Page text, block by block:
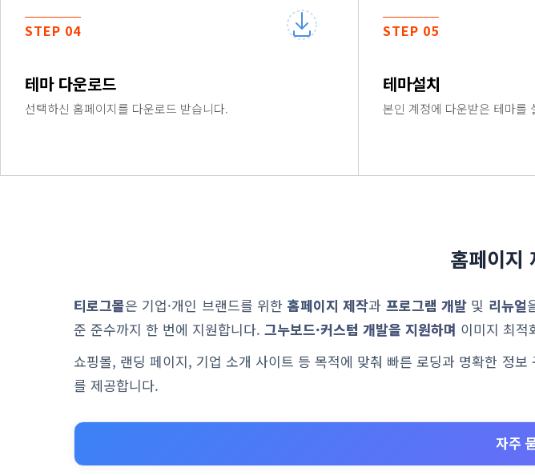
STEP 04
테마 다운로드
선택하신 홈페이지를 다운로드 받습니다.
STEP 05
테마설치
본인 계정에 다운받은 테마를
홈페이지
티로그몰은 기업·개인 브랜드를 위한 홈페이지 제작과 프로그램 개발 및 리뉴얼
준 준수까지 한 번에 지원합니다. 그누보드·커스텀 개발을 지원하며 이미지 최적
쇼핑몰, 랜딩 페이지, 기업 소개 사이트 등 목적에 맞춰 빠른 로딩과 명확한 정
를 제공합니다.
자주